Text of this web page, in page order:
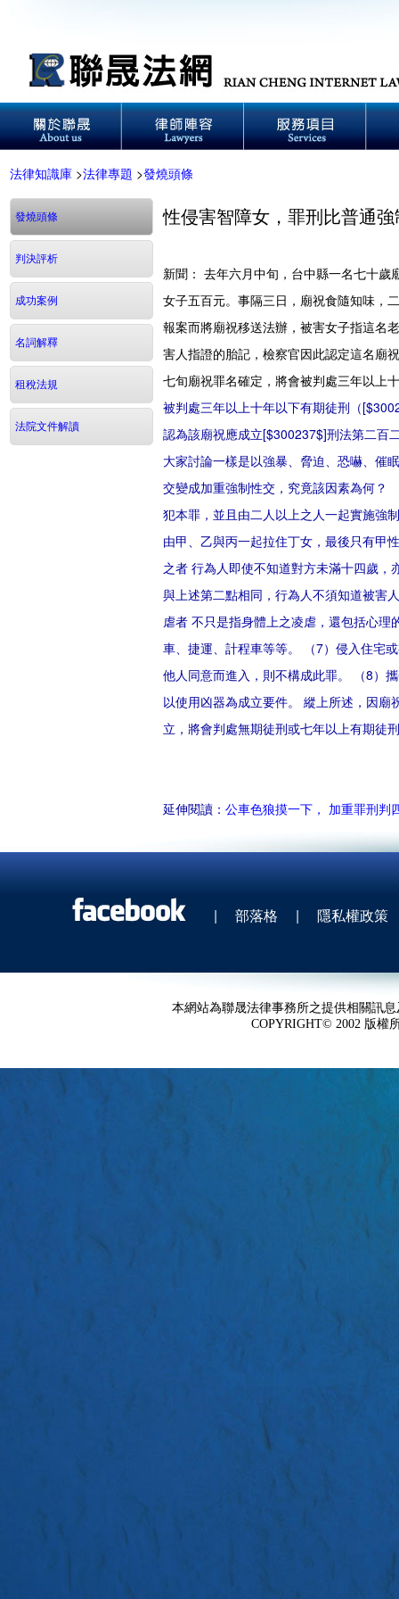
法律知識庫 >法律專題 >發燒頭條
發燒頭條
判決評析
成功案例
名詞解釋
租稅法規
法院文件解讀
性侵害智障女，罪刑比普通
新聞： 去年六月中旬，台中縣一名七十
女子五百元。事隔三日，廟祝食隨知味，
報案而將廟祝移送法辦，被害女子指這名
害人指證的胎記，檢察官因此認定這名廟
七旬廟祝罪名確定，將會被判處三年以上
被判處三年以上十年以下有期徒刑（
認為該廟祝應成立[$300237$]刑法第二百
大家討論一樣是以強暴、脅迫、恐嚇、催
交變成加重強制性交，究竟該因素為何？
犯本罪，並且由二人以上之人一起實施強
由甲、乙與丙一起拉住丁女，最後只有甲
之者 行為人即使不知道對方未滿十四歲
與上述第二點相同，行為人不須知道被害
虐者 不只是指身體上之凌虐，還包括心
車、捷運、計程車等等。 （7）侵入住宅
他人同意而進入，則不構成此罪。 （8）
以使用凶器為成立要件。 縱上所述，因
立，將會判處無期徒刑或七年以上有期徒
延伸閱讀： 公車色狼摸一下， 加重罪刑判
| 部落格 | 隱私權政策
本網站為聯晟法律事務所之提供相關訊
COPYRIGHT© 2002 版權